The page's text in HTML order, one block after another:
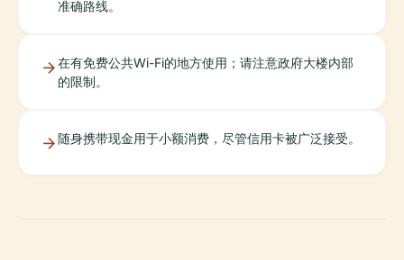
准确路线。
在有免费公共Wi-Fi的地方使用；请注意政府大楼内部
的限制。
随身携带现金用于小额消费，尽管信用卡被广泛接受。